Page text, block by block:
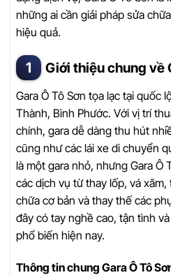
những ai cần giải pháp sửa
hiệu quả.
Giới thiệu chung về
Gara Ô Tô Sơn tọa lạc tại quốc
Thành, Bình Phước. Với vị trí
chính, gara dễ dàng thu hút
cũng như các lái xe di chuyển
là một gara nhỏ, nhưng Gara Ô
các dịch vụ từ thay lốp, vá
chữa cơ bản và thay thế các
đây có tay nghề cao, tận tình
phổ biến hiện nay.
Thông tin chung Gara Ô Tô